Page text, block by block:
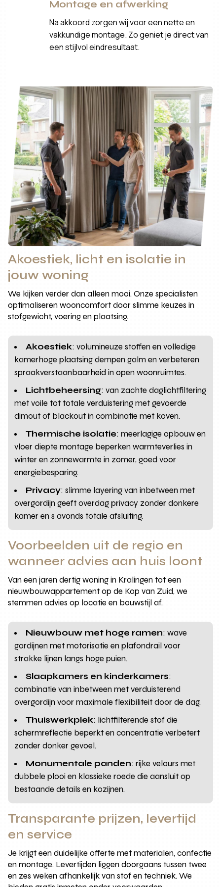
Montage en afwerking
Na akkoord zorgen wij voor een nette en
vakkundige montage. Zo geniet je direct van
een stijlvol eindresultaat.
Akoestiek, licht en isolatie in
jouw woning
We kijken verder dan alleen mooi. Onze specialisten
optimaliseren wooncomfort door slimme keuzes in
stofgewicht, voering en plaatsing.
Akoestiek: volumineuze stoffen en volledige
kamerhoge plaatsing dempen galm en verbeteren
spraakverstaanbaarheid in open woonruimtes.
Lichtbeheersing: van zachte daglichtfiltering
met voile tot totale verduistering met gevoerde
dimout of blackout in combinatie met koven.
Thermische isolatie: meerlagige opbouw en
vloer diepte montage beperken warmteverlies in
winter en zonnewarmte in zomer, goed voor
energiebesparing.
Privacy: slimme layering van inbetween met
overgordijn geeft overdag privacy zonder donkere
kamer en s avonds totale afsluiting.
Voorbeelden uit de regio en
wanneer advies aan huis loont
Van een jaren dertig woning in Kralingen tot een
nieuwbouwappartement op de Kop van Zuid, we
stemmen advies op locatie en bouwstijl af.
Nieuwbouw met hoge ramen: wave
gordijnen met motorisatie en plafondrail voor
strakke lijnen langs hoge puien.
Slaapkamers en kinderkamers:
combinatie van inbetween met verduisterend
overgordijn voor maximale flexibiliteit door de dag.
Thuiswerkplek: lichtfilterende stof die
schermreflectie beperkt en concentratie verbetert
zonder donker gevoel.
Monumentale panden: rijke velours met
dubbele plooi en klassieke roede die aansluit op
bestaande details en kozijnen.
Transparante prijzen, levertijd
en service
Je krijgt een duidelijke offerte met materialen, confectie
en montage. Levertijden liggen doorgaans tussen twee
en zes weken afhankelijk van stof en techniek. We